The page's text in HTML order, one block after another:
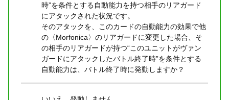
時”を条件とする自動能力を持つ相手のリアガード
にアタックされた状況です。
そのアタックを、このカードの自動能力の効果で他
の〈Morfonica〉のリアガードに変更した場合、そ
の相手のリアガードが持つ“このユニットがヴァン
ガードにアタックしたバトル終了時”を条件とする
自動能力は、バトル終了時に発動しますか？